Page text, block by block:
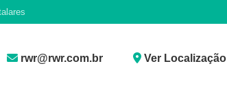
rwr@rwr.com.br Ver Localização